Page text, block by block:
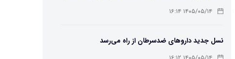
چاق نگه دارد
۱۴۰۵/۰۵/۱۴ ۱۶:۱۴
نسل جدید داروهای ضدسرطان از راه می‌رسد